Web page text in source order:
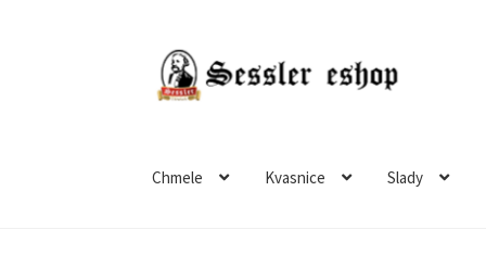
Chmele Kvasnice Slady